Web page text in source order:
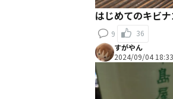
はじめてのキビ
9 36
すがやん
2024/09/04 18:33